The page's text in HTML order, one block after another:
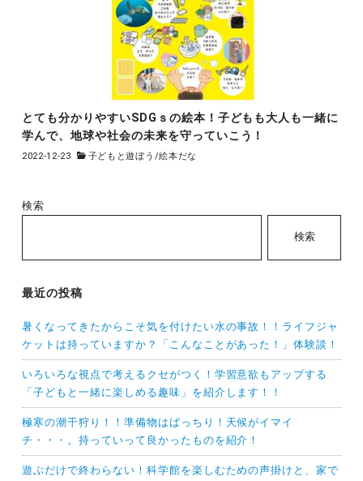
とても分かりやすいSDGｓの絵本！子どもも大人も一緒に
学んで、地球や社会の未来を守っていこう！
2022-12-23 子どもと遊ぼう /絵本だな
検索
検索
最近の投稿
暑くなってきたからこそ気を付けたい水の事故！！ライフジャ
ケットは持っていますか？「こんなことがあった！」体験談！
いろいろな視点で考えるクセがつく！学習意欲もアップする
「子どもと一緒に楽しめる趣味」を紹介します！！
極寒の潮干狩り！！準備物はばっちり！天候がイマイ
チ・・・。持っていって良かったものを紹介！
遊ぶだけで終わらない！科学館を楽しむための声掛けと、家で